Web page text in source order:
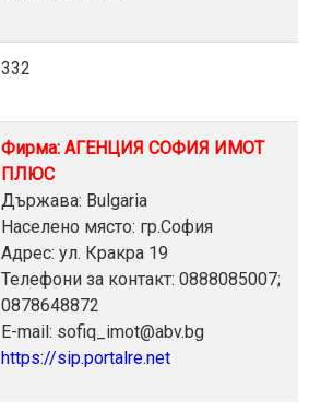
332
Фирма: АГЕНЦИЯ СОФИЯ ИМОТ
ПЛЮС
Държава: Bulgaria
Населено място: гр.София
Адрес: ул. Кракра 19
Телефони за контакт: 0888085007;
0878648872
E-mail: sofiq_imot@abv.bg
https://sip.portalre.net